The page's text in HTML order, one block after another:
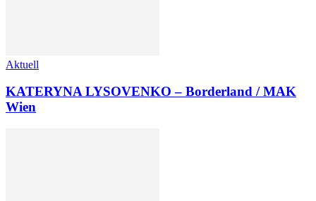
Aktuell
KATERYNA LYSOVENKO – Borderland / MAK
Wien